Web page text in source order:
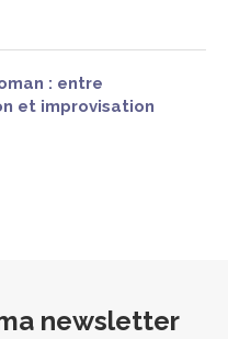
: entre
et improvisation
newsletter